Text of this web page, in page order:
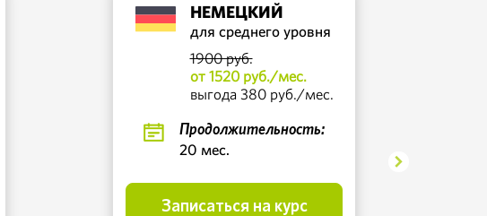
НЕМЕЦКИЙ
для среднего уровня
1900 руб.
от 1520 руб./мес.
выгода 380 руб./мес.
Продолжительность:
20 мес.
Записаться на курс